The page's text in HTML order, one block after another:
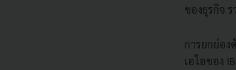
ของธุรกิจ
การยกย่อ
เอไอของ